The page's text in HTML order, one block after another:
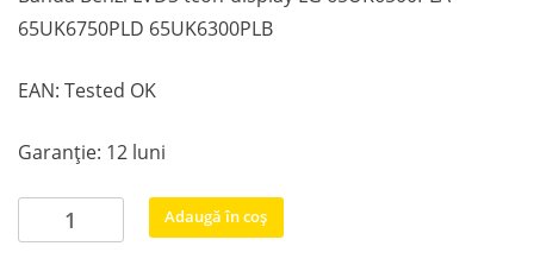
65UK6750PLD 65UK6300PLB
EAN: Tested OK
Garanție: 12 luni
Cantitate
Banda
Adaugă în coș